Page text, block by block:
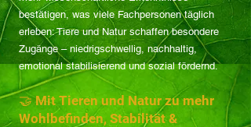
bestätigen, was viele Fachpersonen täglich
erleben: Tiere und Natur schaffen besondere
Zugänge – niedrigschwellig, nachhaltig,
emotional stabilisierend und sozial fördernd.
🤝 Mit Tieren und Natur zu mehr
Wohlbefinden, Stabilität &